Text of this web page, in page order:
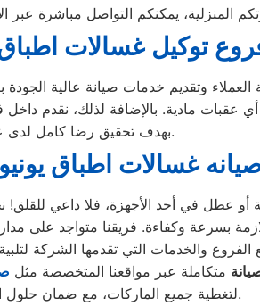
توكيل غسالات اطباق
العملاء وتقديم خدمات صيانة عالية
عقبات مادية. بالإضافة لذلك، نقدم
بهدف تحقيق رضا كامل لدى عملائنا في الدلنجات.
غسالات اطباق
أو عطل في أحد الأجهزة، فلا داعي
متكاملة عبر مواقعنا المتخصصة مثل
لتغطية جميع الماركات، مع ضمان حلول احترافية وسريعة لكل الأعطال.